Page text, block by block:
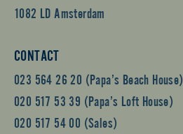
1082 LD Amsterdam
CONTACT
023 564 26 20 (Papa’s Beach House)
020 517 53 39 (Papa’s Loft House)
020 517 54 00 (Sales)